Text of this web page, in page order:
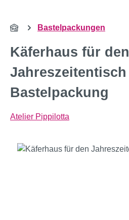
Bastelpackungen
Käferhaus für den
Jahreszeitentisch
Bastelpackung
Atelier Pippilotta
Bildergalerie überspringen